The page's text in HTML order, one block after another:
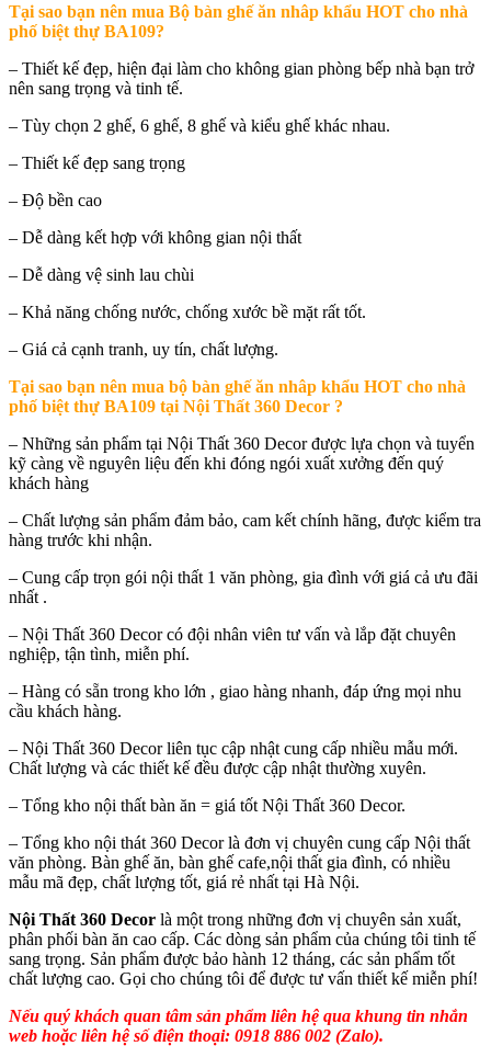
Tại sao bạn nên mua Bộ bàn ghế ăn nhâp khẩu HOT cho nhà
phố biệt thự BA109?
– Thiết kế đẹp, hiện đại làm cho không gian phòng bếp nhà bạn trở
nên sang trọng và tinh tế.
– Tùy chọn 2 ghế, 6 ghế, 8 ghế và kiểu ghế khác nhau.
– Thiết kế đẹp sang trọng
– Độ bền cao
– Dễ dàng kết hợp với không gian nội thất
– Dễ dàng vệ sinh lau chùi
– Khả năng chống nước, chống xước bề mặt rất tốt.
– Giá cả cạnh tranh, uy tín, chất lượng.
Tại sao bạn nên mua bộ bàn ghế ăn nhâp khẩu HOT cho nhà
phố biệt thự BA109 tại Nội Thất 360 Decor ?
– Những sản phẩm tại Nội Thất 360 Decor được lựa chọn và tuyển
kỹ càng về nguyên liệu đến khi đóng ngói xuất xưởng đến quý
khách hàng
– Chất lượng sản phẩm đảm bảo, cam kết chính hãng, được kiểm tra
hàng trước khi nhận.
– Cung cấp trọn gói nội thất 1 văn phòng, gia đình với giá cả ưu đãi
nhất .
– Nội Thất 360 Decor có đội nhân viên tư vấn và lắp đặt chuyên
nghiệp, tận tình, miễn phí.
– Hàng có sẵn trong kho lớn , giao hàng nhanh, đáp ứng mọi nhu
cầu khách hàng.
– Nội Thất 360 Decor liên tục cập nhật cung cấp nhiều mẫu mới.
Chất lượng và các thiết kế đều được cập nhật thường xuyên.
– Tổng kho nội thất bàn ăn = giá tốt Nội Thất 360 Decor.
– Tổng kho nội thát 360 Decor là đơn vị chuyên cung cấp Nội thất
văn phòng. Bàn ghế ăn, bàn ghế cafe,nội thất gia đình, có nhiều
mẫu mã đẹp, chất lượng tốt, giá rẻ nhất tại Hà Nội.
Nội Thất 360 Decor là một trong những đơn vị chuyên sản xuất,
phân phối bàn ăn cao cấp. Các dòng sản phẩm của chúng tôi tinh tế
sang trọng. Sản phẩm được bảo hành 12 tháng, các sản phẩm tốt
chất lượng cao. Gọi cho chúng tôi để được tư vấn thiết kế miễn phí!
Nếu quý khách quan tâm sản phẩm liên hệ qua khung tin nhắn
web hoặc liên hệ số điện thoại: 0918 886 002 (Zalo).